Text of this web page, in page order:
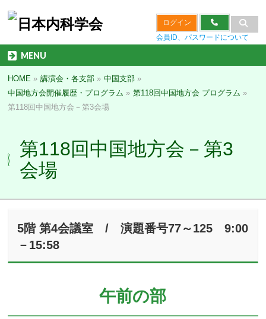
ログイン
会員ID、パスワードについて
MENU
HOME » 講演会・各支部 » 中国支部 »
中国地方会開催履歴・プログラム » 第118回中国地方会 プログラム »
第118回中国地方会－第3会場
第118回中国地方会－第3
会場
5階 第4会議室 / 演題番号77～125 9:00
－15:58
午前の部